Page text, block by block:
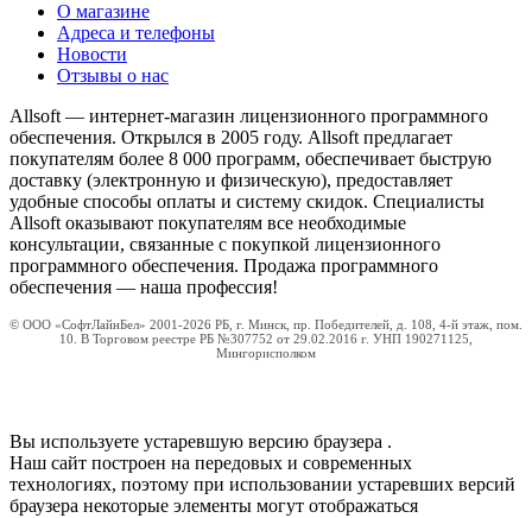
О магазине
Адреса и телефоны
Новости
Отзывы о нас
Allsoft — интернет-магазин лицензионного программного
обеспечения. Открылся в 2005 году. Allsoft предлагает
покупателям более 8 000 программ, обеспечивает быструю
доставку (электронную и физическую), предоставляет
удобные способы оплаты и систему скидок. Специалисты
Allsoft оказывают покупателям все необходимые
консультации, связанные с покупкой лицензионного
программного обеспечения. Продажа программного
обеспечения — наша профессия!
© ООО «СофтЛайнБел» 2001-2026 РБ, г. Минск, пр. Победителей, д. 108, 4-й этаж, пом.
10. В Торговом реестре РБ №307752 от 29.02.2016 г. УНП 190271125,
Мингорисполком
Вы используете устаревшую версию браузера .
Наш сайт построен на передовых и современных
технологиях, поэтому при использовании устаревших версий
браузера некоторые элементы могут отображаться